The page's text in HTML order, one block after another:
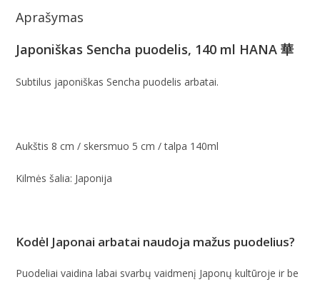
Aprašymas
Japoniškas Sencha puodelis, 140 ml HANA 華
Subtilus japoniškas Sencha puodelis arbatai.
Aukštis 8 cm / skersmuo 5 cm / talpa 140ml
Kilmės šalia: Japonija
Kodėl Japonai arbatai naudoja mažus puodelius?
Puodeliai vaidina labai svarbų vaidmenį Japonų kultūroje ir be